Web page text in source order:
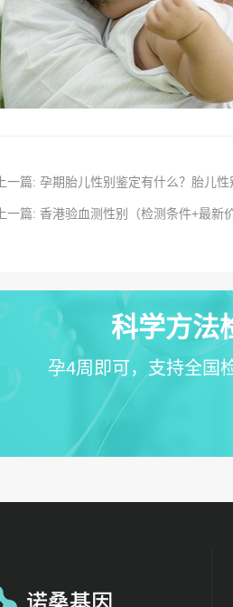
上一篇: 孕期胎儿性别鉴定有什么？胎儿性
上一篇: 香港验血测性别（检测条件+最
科学方法
孕4周即可，支持全国